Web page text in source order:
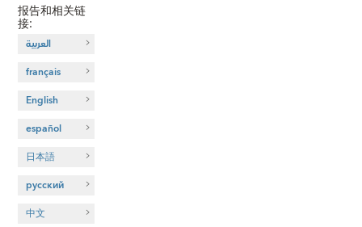
报告和相关链
接:
العربية
français
English
español
日本語
русский
中文